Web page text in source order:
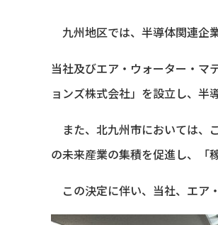
九州地区では、半導体関連企
当社及びエア・ウォーター・マ
ョンズ株式会社」を設立し、半
また、北九州市においては、
の未来産業の集積を促進し、「
この決定に伴い、当社、エア